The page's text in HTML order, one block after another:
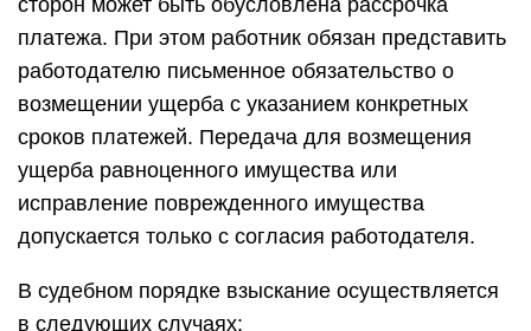
сторон может быть обусловлена рассрочка
платежа. При этом работник обязан представить
работодателю письменное обязательство о
возмещении ущерба с указанием конкретных
сроков платежей. Передача для возмещения
ущерба равноценного имущества или
исправление поврежденного имущества
допускается только с согласия работодателя.
В судебном порядке взыскание осуществляется
в следующих случаях: